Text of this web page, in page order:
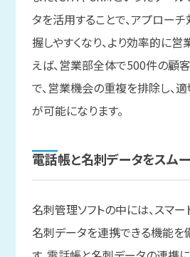
タを活用することで、アプロー
握しやすくなり、より効率的に営
えば、営業部全体で500件の顧
で、営業機会の重複を排除し、
が可能になります。
電話帳と名刺データをスム
名刺管理ソフトの中には、スマ
名刺データを連携できる機能を